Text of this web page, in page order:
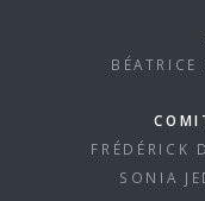
FRÉDÉRICK
SONIA